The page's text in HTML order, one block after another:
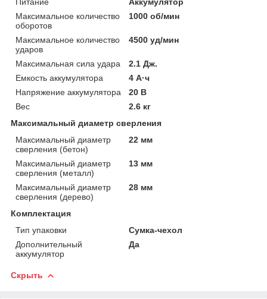
Максимальное количество
оборотов
1000 об/мин
Максимальное количество
ударов
4500 уд/мин
Максимальная сила удара
2.1 Дж.
Емкость аккумулятора
4 А·ч
Напряжение аккумулятора
20 В
Вес
2.6 кг
Максимальный диаметр сверления
Максимальный диаметр
сверления (бетон)
22 мм
Максимальный диаметр
сверления (металл)
13 мм
Максимальный диаметр
сверления (дерево)
28 мм
Комплектация
Тип упаковки
Сумка-чехол
Дополнительный
аккумулятор
Да
Скрыть